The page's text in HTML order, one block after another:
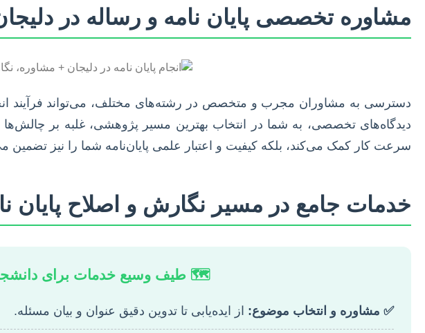
مشاوره تخصصی پایان نامه و رساله در
دسترسی به مشاوران مجرب و متخصص در رشته‌های مختلف، می‌تواند فرآیند
دیدگاه‌های تخصصی، به شما در انتخاب بهترین مسیر پژوهشی، غلبه بر چالش‌ها و
سرعت کار کمک می‌کند، بلکه کیفیت و اعتبار علمی پایان‌نامه شما را نیز تضمین
خدمات جامع در مسیر نگارش و اصلاح پایان
🗺️ طیف وسیع خدمات برای
✅ مشاوره و انتخاب موضوع: از ایده‌یابی تا تدوین دقیق عنوان و بیان مسئله.